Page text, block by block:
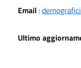
Email :
Ultimo